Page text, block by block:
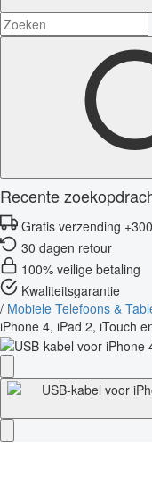
Recente
Gratis verzending
30 dagen retour
100% veilige betaling
Kwaliteitsgarantie
/ Mobiele Telefoons &
iPhone 4, iPad 2, iTouch